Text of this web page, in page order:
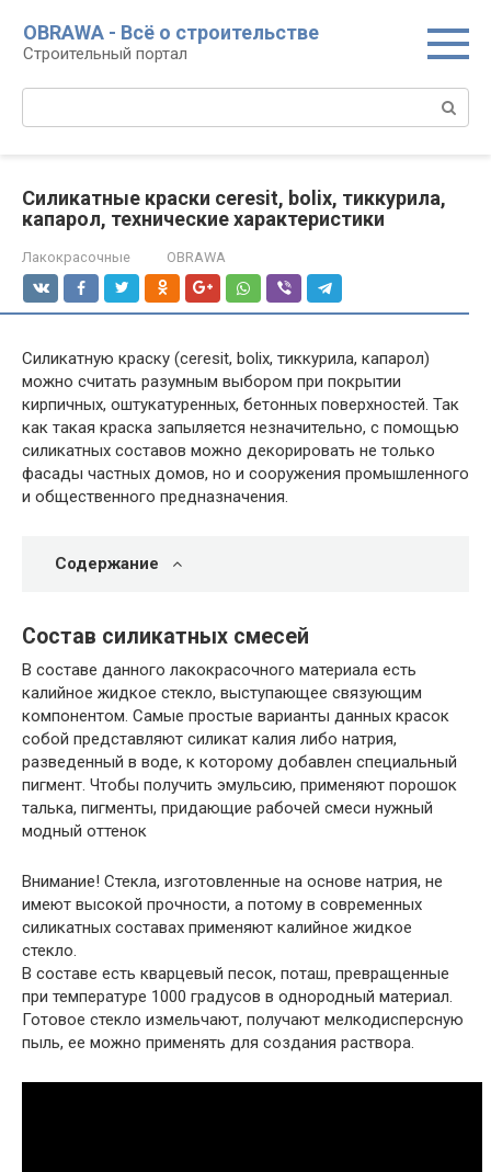
контенту
OBRAWA - Всё о строительстве
Строительный портал
Силикатные краски ceresit, bolix, тиккурила,
капарол, технические характеристики
Лакокрасочные OBRAWA
Силикатную краску (ceresit, bolix, тиккурила, капарол)
можно считать разумным выбором при покрытии
кирпичных, оштукатуренных, бетонных поверхностей. Так
как такая краска запыляется незначительно, с помощью
силикатных составов можно декорировать не только
фасады частных домов, но и сооружения промышленного
и общественного предназначения.
Содержание
Состав силикатных смесей
В составе данного лакокрасочного материала есть
калийное жидкое стекло, выступающее связующим
компонентом. Самые простые варианты данных красок
собой представляют силикат калия либо натрия,
разведенный в воде, к которому добавлен специальный
пигмент. Чтобы получить эмульсию, применяют порошок
талька, пигменты, придающие рабочей смеси нужный
модный оттенок
Внимание! Стекла, изготовленные на основе натрия, не
имеют высокой прочности, а потому в современных
силикатных составах применяют калийное жидкое
стекло.
В составе есть кварцевый песок, поташ, превращенные
при температуре 1000 градусов в однородный материал.
Готовое стекло измельчают, получают мелкодисперсную
пыль, ее можно применять для создания раствора.